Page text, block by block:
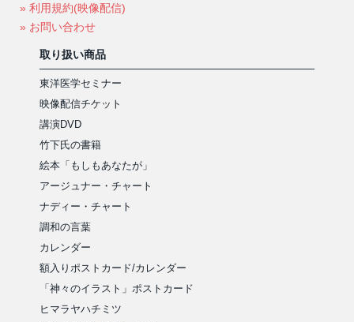
» 利用規約(映像配信)
» お問い合わせ
取り扱い商品
東洋医学セミナー
映像配信チケット
講演DVD
竹下氏の書籍
絵本「もしもあなたが」
アージュナー・チャート
ナディー・チャート
調和の言葉
カレンダー
額入りポストカード/カレンダー
「神々のイラスト」ポストカード
ヒマラヤハチミツ